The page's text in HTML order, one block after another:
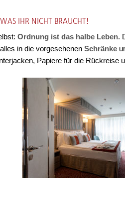
IHR NICHT BRAUCHT!
Ordnung ist das halbe Leben.
in die vorgesehenen Schränke
Papiere für die Rückreise